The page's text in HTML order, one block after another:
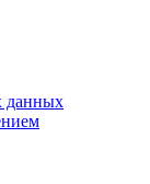
данных